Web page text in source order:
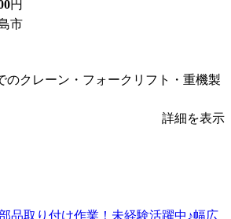
円
市
のクレーン・フォークリフト・重機製
詳細を表示